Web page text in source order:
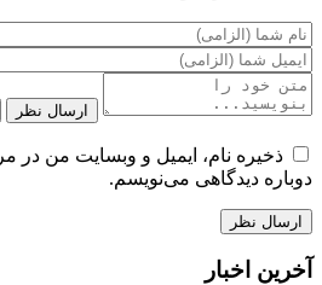
ارسال نظر
ذخیره نام، ایمیل و وبسایت من در
دوباره دیدگاهی می‌نویسم.
آخرین اخبار